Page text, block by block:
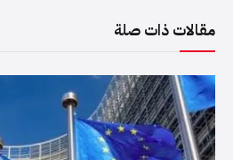
مقالات ذات صلة